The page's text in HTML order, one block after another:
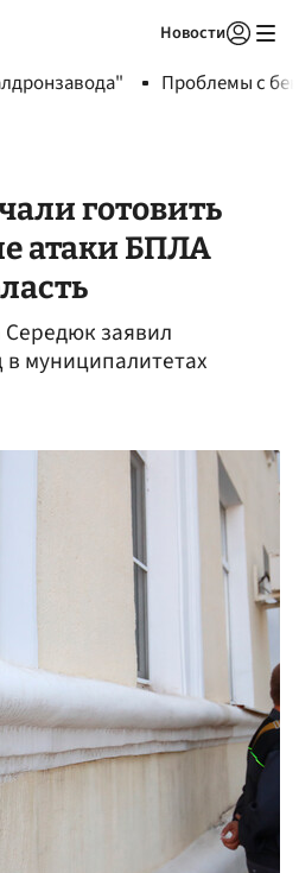
Новости
Проблемы с
готовить
атаки БПЛА
Середюк заявил
муниципалитетах